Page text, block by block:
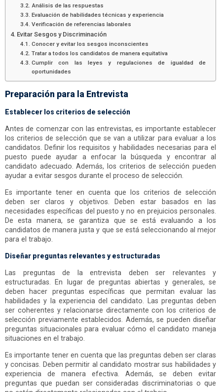
Análisis de las respuestas
Evaluación de habilidades técnicas y experiencia
Verificación de referencias laborales
Evitar Sesgos y Discriminación
Conocer y evitar los sesgos inconscientes
Tratar a todos los candidatos de manera equitativa
Cumplir con las leyes y regulaciones de igualdad de
oportunidades
Preparación para la Entrevista
Establecer los criterios de selección
Antes de comenzar con las entrevistas, es importante establecer
los criterios de selección que se van a utilizar para evaluar a los
candidatos. Definir los requisitos y habilidades necesarias para el
puesto puede ayudar a enfocar la búsqueda y encontrar al
candidato adecuado. Además, los criterios de selección pueden
ayudar a evitar sesgos durante el proceso de selección.
Es importante tener en cuenta que los criterios de selección
deben ser claros y objetivos. Deben estar basados en las
necesidades específicas del puesto y no en prejuicios personales.
De esta manera, se garantiza que se está evaluando a los
candidatos de manera justa y que se está seleccionando al mejor
para el trabajo.
Diseñar preguntas relevantes y estructuradas
Las preguntas de la entrevista deben ser relevantes y
estructuradas. En lugar de preguntas abiertas y generales, se
deben hacer preguntas específicas que permitan evaluar las
habilidades y la experiencia del candidato. Las preguntas deben
ser coherentes y relacionarse directamente con los criterios de
selección previamente establecidos. Además, se pueden diseñar
preguntas situacionales para evaluar cómo el candidato maneja
situaciones en el trabajo.
Es importante tener en cuenta que las preguntas deben ser claras
y concisas. Deben permitir al candidato mostrar sus habilidades y
experiencia de manera efectiva. Además, se deben evitar
preguntas que puedan ser consideradas discriminatorias o que